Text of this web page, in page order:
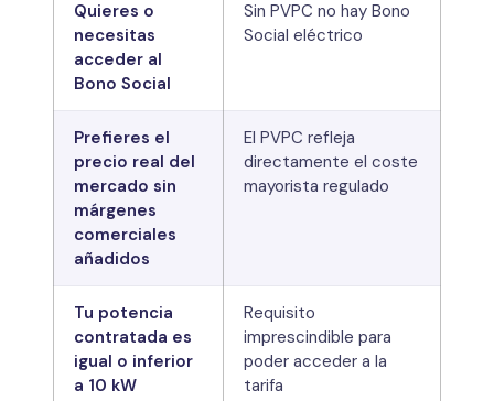
Quieres o
necesitas
acceder al
Bono Social
Sin PVPC no hay Bono
Social eléctrico
Prefieres el
precio real del
mercado sin
márgenes
comerciales
añadidos
El PVPC refleja
directamente el coste
mayorista regulado
Tu potencia
contratada es
igual o inferior
a 10 kW
Requisito
imprescindible para
poder acceder a la
tarifa